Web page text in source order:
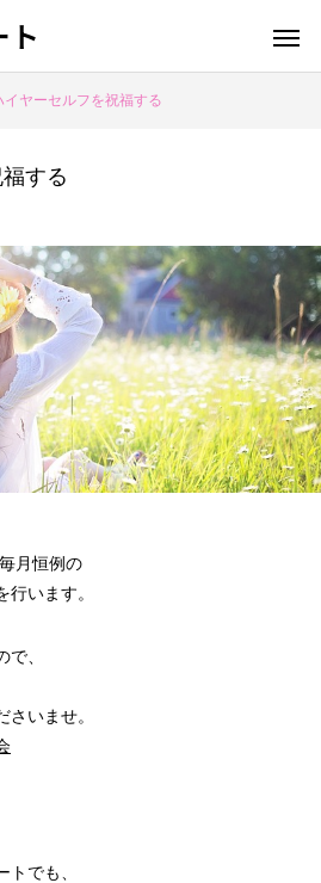
ト
イヤーセルフを祝福する
する
月恒例の
います。
、
さいませ。
でも、